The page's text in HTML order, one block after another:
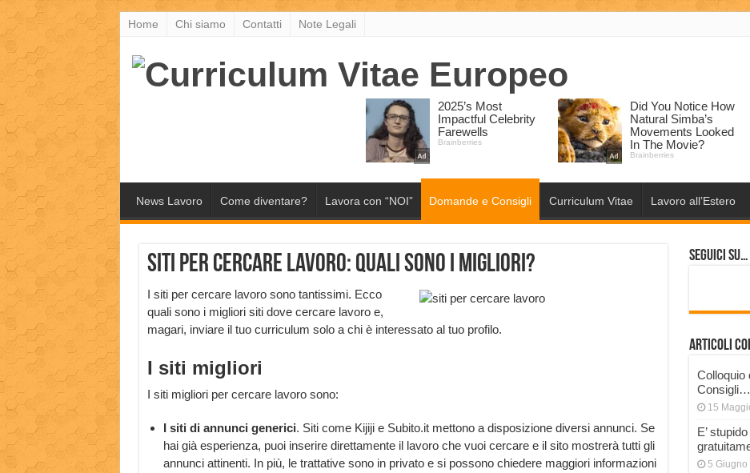
Home Chi siamo Contatti Note Legali
News Lavoro Come diventare? Lavora con “NOI” Domande e Consigli Curriculum Vitae Lavoro all’Estero
Siti per cercare lavoro: quali sono i migliori?
I siti per cercare lavoro sono tantissimi. Ecco
quali sono i migliori siti dove cercare lavoro e,
magari, inviare il tuo curriculum solo a chi è interessato al tuo profilo.
I siti migliori
I siti migliori per cercare lavoro sono:
I siti di annunci generici. Siti come Kijiji e Subito.it mettono a disposizione diversi annunci. Se
hai già esperienza, puoi inserire direttamente il lavoro che vuoi cercare e il sito mostrerà tutti gli
annunci attinenti. In più, le trattative sono in privato e si possono chiedere maggiori informazioni
Seguici su…
Articoli
Colloquio
Consigli…
15
E’
5 Giugno